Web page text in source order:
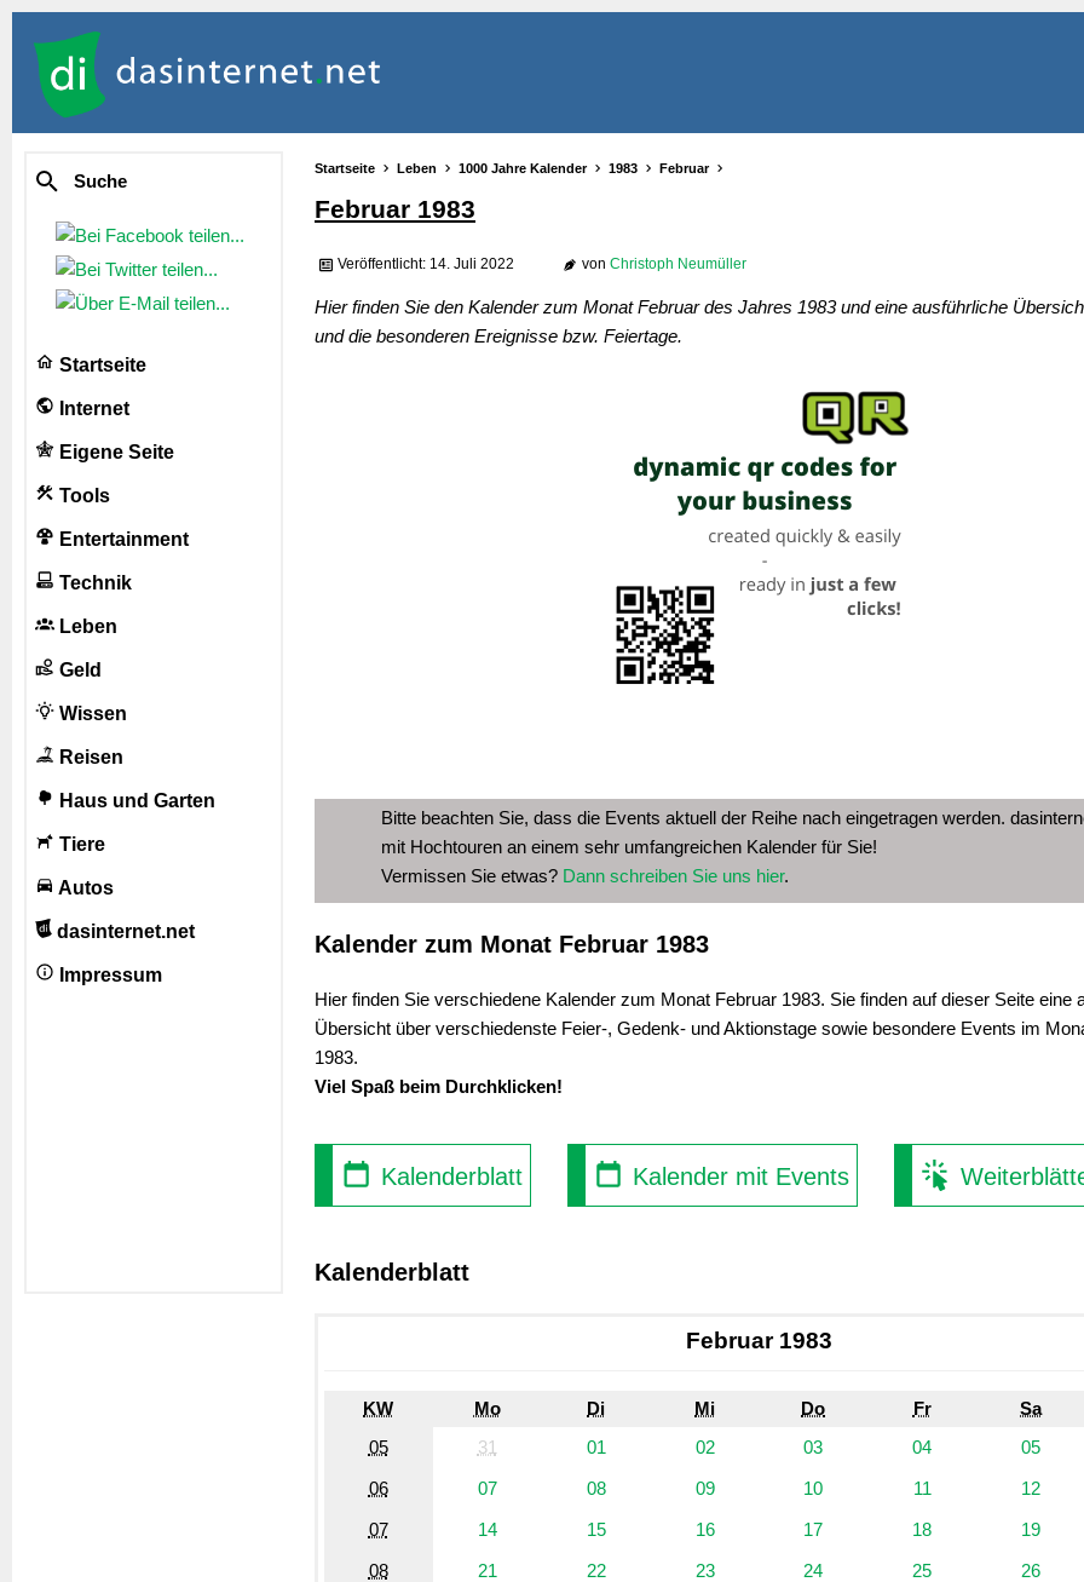
Suche
Startseite
Internet
Eigene Seite
Tools
Entertainment
Technik
Leben
Geld
Wissen
Reisen
Haus und Garten
Tiere
Autos
dasinternet.net
Impressum
Startseite Leben 1000 Jahre Kalender 1983 Februar
Februar 1983
Veröffentlicht: 14. Juli 2022 von Christoph Neumüller
Hier finden Sie den Kalender zum Monat Februar des Jahres 1983 und eine ausführliche
und die besonderen Ereignisse bzw. Feiertage.
Bitte beachten Sie, dass die Events aktuell der Reihe nach eingetragen werden.
mit Hochtouren an einem sehr umfangreichen Kalender für Sie!
Vermissen Sie etwas? Dann schreiben Sie uns hier.
Kalender zum Monat Februar 1983
Hier finden Sie verschiedene Kalender zum Monat Februar 1983. Sie finden auf dieser Seite eine
Übersicht über verschiedenste Feier-, Gedenk- und Aktionstage sowie besondere Events im
1983.
Viel Spaß beim Durchklicken!
Kalenderblatt Kalender mit Events
Kalenderblatt
Februar 1983
KW Mo Di Mi Do Fr
Sa
05
31 01 02 03 04
05
06
07 08 09 10 11
12
07
14 15 16 17 18
19
08
21 22 23 24 25
26